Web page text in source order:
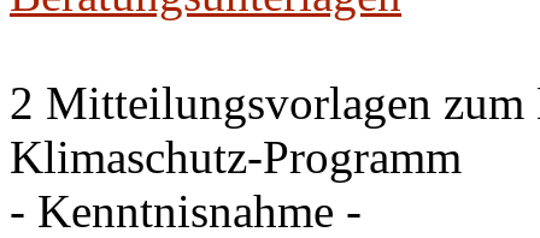
2 Mitteilungsvorlagen zum
Klimaschutz-Programm
- Kenntnisnahme -